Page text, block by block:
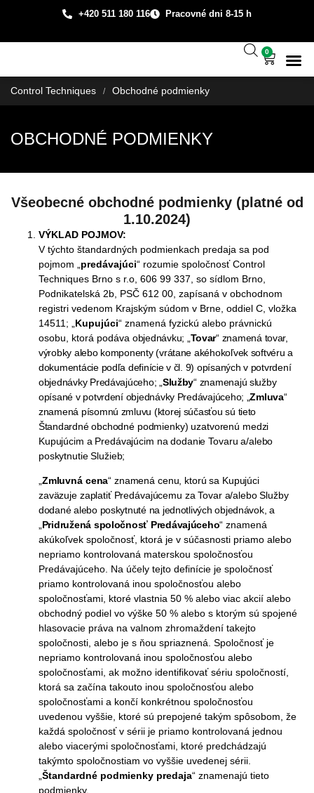
+420 511 180 116 Pracovné dni 8-15 h
0
Control Techniques / Obchodné podmienky
OBCHODNÉ PODMIENKY
Všeobecné obchodné podmienky (platné od
1.10.2024)
VÝKLAD POJMOV:
V týchto štandardných podmienkach predaja sa pod
pojmom „ predávajúci“ rozumie spoločnosť Control
Techniques Brno s r.o, 606 99 337, so sídlom Brno,
Podnikatelská 2b, PSČ 612 00, zapísaná v obchodnom
registri vedenom Krajským súdom v Brne, oddiel C, vložka
14511; „ Kupujúci“ znamená fyzickú alebo právnickú
osobu, ktorá podáva objednávku; „ Tovar“ znamená tovar,
výrobky alebo komponenty (vrátane akéhokoľvek softvéru a
dokumentácie podľa definície v čl. 9) opísaných v potvrdení
objednávky Predávajúceho; „ Služby“ znamenajú služby
opísané v potvrdení objednávky Predávajúceho; „Zmluva“
znamená písomnú zmluvu (ktorej súčasťou sú tieto
Štandardnéobchodné podmienky) uzatvorenú medzi
Kupujúcim a Predávajúcim na dodanie Tovaru a/alebo
poskytnutie Služieb;
„Zmluvná cena“ znamená cenu, ktorú sa Kupujúci
zaväzuje zaplatiť Predávajúcemu za Tovar a/alebo Služby
dodané alebo poskytnuté na jednotlivých objednávok, a
„Pridružená spoločnosť Predávajúceho“ znamená
akúkoľvek spoločnosť, ktorá je v súčasnosti priamo alebo
nepriamo kontrolovaná materskou spoločnosťou
Predávajúceho. Na účely tejto definície je spoločnosť
priamo kontrolovaná inou spoločnosťou alebo
spoločnosťami, ktoré vlastnia 50 % alebo viac akcií alebo
obchodný podiel vo výške 50 % alebo s ktorým sú spojené
hlasovacie práva na valnom zhromaždení takejto
spoločnosti, alebo je s ňou spriaznená. Spoločnosť je
nepriamo kontrolovaná inou spoločnosťou alebo
spoločnosťami, ak možno identifikovať sériu spoločností,
ktorá sa začína takouto inou spoločnosťou alebo
spoločnosťami a končí konkrétnou spoločnosťou
uvedenou vyššie, ktoré sú prepojené takým spôsobom, že
každá spoločnosť v sérii je priamo kontrolovaná jednou
alebo viacerými spoločnosťami, ktoré predchádzajú
takýmto spoločnostiam vo vyššie uvedenej sérii.
„Štandardné podmienky predaja“ znamenajú tieto
podmienky.